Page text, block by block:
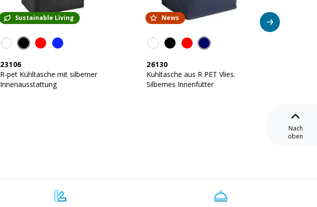
Sustainable Living
23106
R-pet Kühltasche mit silberner
Innenausstattung
News
26130
Kuhltasche aus R PET Vlies.
Silbernes Innenfutter
Nach
oben